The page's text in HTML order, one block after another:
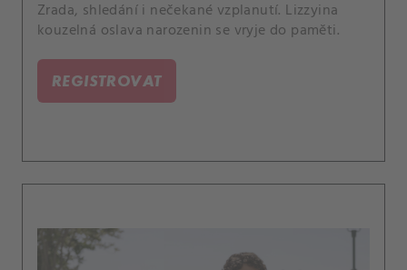
Zrada, shledání i nečekané vzplanutí. Lizzyina
kouzelná oslava narozenin se vryje do paměti.
REGISTROVAT